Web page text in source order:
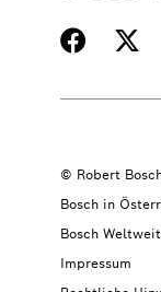
© Robert
Bosch in
Bosch Weltweit
Impressum